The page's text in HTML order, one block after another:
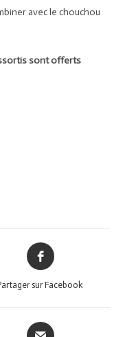
avec le chouchou
sont offerts
sur Facebook